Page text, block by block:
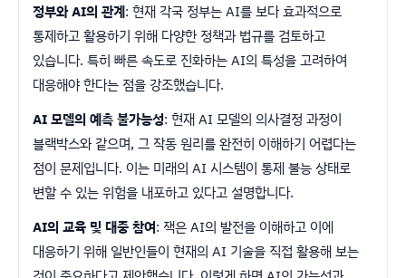
정부와 AI의 관계: 현재 각국 정부는 AI를 보다 효과적으로
통제하고 활용하기 위해 다양한 정책과 법규를 검토하고
있습니다. 특히 빠른 속도로 진화하는 AI의 특성을 고려하여
대응해야 한다는 점을 강조했습니다.
AI 모델의 예측 불가능성: 현재 AI 모델의 의사결정 과정이
블랙박스와 같으며, 그 작동 원리를 완전히 이해하기 어렵다는
점이 문제입니다. 이는 미래의 AI 시스템이 통제 불능 상태로
변할 수 있는 위험을 내포하고 있다고 설명합니다.
AI의 교육 및 대중 참여: 잭은 AI의 발전을 이해하고 이에
대응하기 위해 일반인들이 현재의 AI 기술을 직접 활용해 보는